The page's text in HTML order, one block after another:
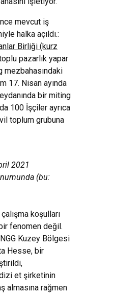
mevcut iş
halka açıldı.:
Birliği (kurz
pazarlık yapar
mezbahasındaki
17. Nisan ayında
bir miting
100 İşçiler ayrıca
toplum grubuna
2021
(bu:
koşulları
fenomen değil.
Kuzey Bölgesi
Hesse, bir
et şirketinin
almasına rağmen